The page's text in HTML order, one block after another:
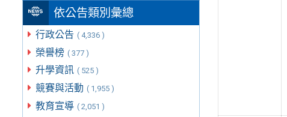
依公告類別彙總
行政公告 ( 4,336 )
榮譽榜 ( 377 )
升學資訊 ( 525 )
競賽與活動 ( 1,955 )
教育宣導 ( 2,051 )